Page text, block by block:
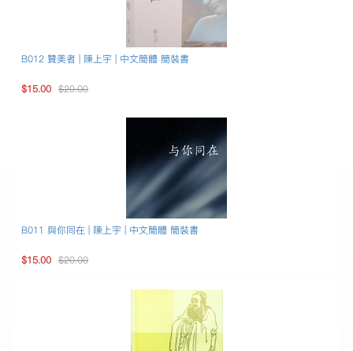
B012 贊美者 | 陳上宇 | 中文簡體 簡裝書
$15.00 $20.00
B011 與你同在 | 陳上宇 | 中文簡體 簡裝書
$15.00 $20.00